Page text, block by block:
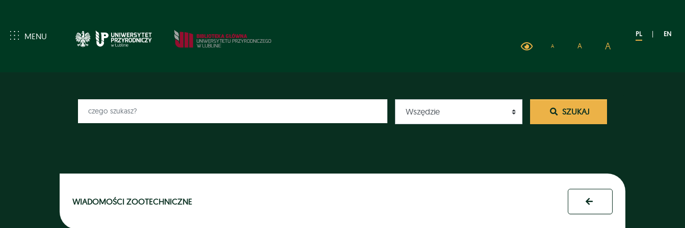
MENU PL | EN
A A A
SZUKAJ
WIADOMOŚCI ZOOTECHNICZNE